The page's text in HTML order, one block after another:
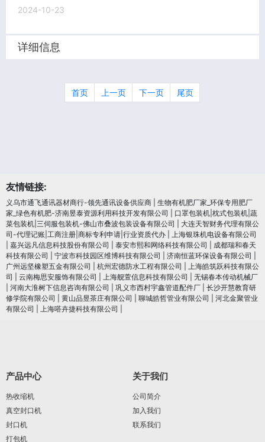
2024-10-23
详细信息
首页 上一页 下一页 尾页
友情链接:
义乌市通飞通讯器材商行-领先通讯设备供应商
生物有机肥厂家_环保专用肥厂
家_绿色有机肥-济南昱泰资源利用科技开发有限公司
口罩包装机|枕式包装机|蔬
菜包装机|三伺服包装机-佛山市叠波包装设备有限公司
大连天智财务代理有限公
司-代理记账|工商注册|商标专利申请|行业资质代办
上海银珠机电设备有限公司
嘉兴远凡信息科技股份有限公司 泰安市熙和网络科技有限公司
成都瑞和春天
科技有限公司
宁波市科技园区维博科技有限公司 济南恒蓝环保设备有限公司
广州远坚橡塑五金有限公司
杭州宏德防水工程有限公司
上海皓筑跃科技有限公
司
云南梅思安服饰有限公司 上海舰萱信息科技有限公司
无锡春本传动机械厂
河南大淮树下信息咨询有限公司 巩义市西村宇鑫管道配件厂
长沙开慧教育研
修学院有限公司
黄山品昱茶庄有限公司 聊城皓哲管业有限公司
河北金聚管业
有限公司
上海嗒卉捷科技有限公司
产品中心
热收缩机
真空封口机
封口机
打包机
关于我们
公司简介
加入我们
联系我们